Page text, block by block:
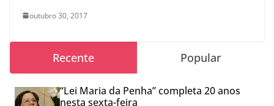
outubro 30, 2017
Recente Popular
“Lei Maria da Penha” completa 20 anos
nesta sexta-feira